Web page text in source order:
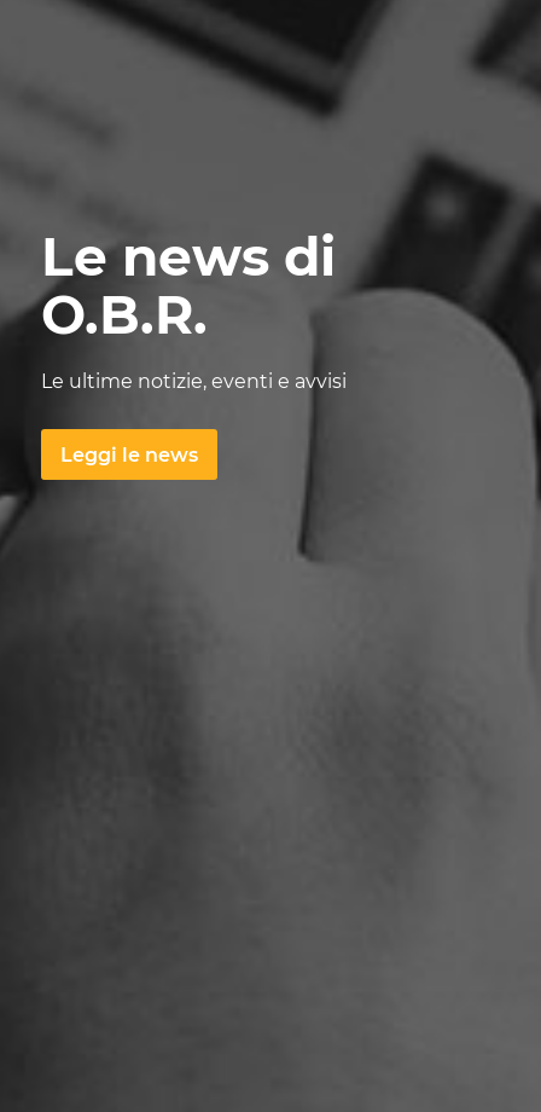
Le news di
O.B.R.
Le ultime notizie, eventi e avvisi
Leggi le news